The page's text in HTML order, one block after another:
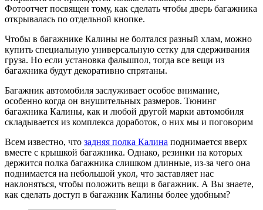
Фотоотчет посвящен тому, как сделать чтобы дверь багажника
открывалась по отдельной кнопке.
Чтобы в багажнике Калины не болтался разный хлам, можно
купить специальную универсальную сетку для сдерживания
груза. Но если установка фальшпол, тогда все вещи из
багажника будут декоративно спрятаны.
Багажник автомобиля заслуживает особое внимание,
особенно когда он внушительных размеров. Тюнинг
багажника Калины, как и любой другой марки автомобиля
складывается из комплекса доработок, о них мы и поговорим
Всем известно, что задняя полка Калина поднимается вверх
вместе с крышкой багажника. Однако, резинки на которых
держится полка багажника слишком длинные, из-за чего она
поднимается на небольшой укол, что заставляет нас
наклоняться, чтобы положить вещи в багажник. А Вы знаете,
как сделать доступ в багажник Калины более удобным?